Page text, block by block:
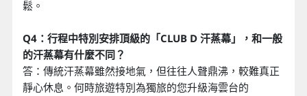
鬆。
Q4：行程中特別安排頂級的「CLUB D 汗蒸幕」，和一般
的汗蒸幕有什麼不同？
答：傳統汗蒸幕雖然接地氣，但往往人聲鼎沸，較難真正
靜心休息。何時旅遊特別為獨旅的您升級海雲台的